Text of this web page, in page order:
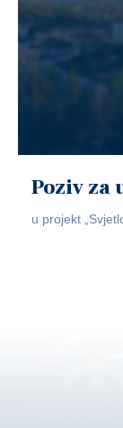
Poziv za
u projekt